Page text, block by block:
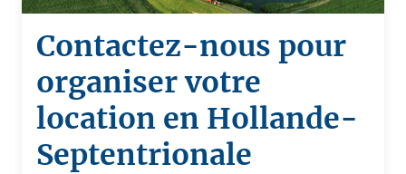
Contactez-nous pour
organiser votre
location en Hollande-
Septentrionale